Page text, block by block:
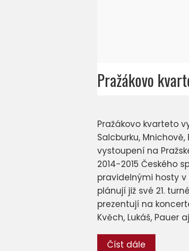
Pražákovo
Pražákovo kvarteto
Salcburku,
vystoupení na
2014-2015 Českého
pravidelnými hosty v
plánují již své 21.
prezentují na
Kvěch, Lukáš, Pauer
Číst dále